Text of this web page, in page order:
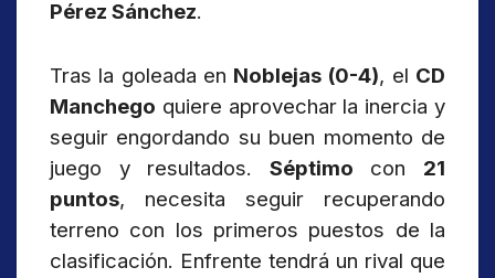
Pérez Sánchez.
Tras la goleada en Noblejas (0-4), el CD
Manchego quiere aprovechar la inercia y
seguir engordando su buen momento de
juego y resultados. Séptimo con 21
puntos, necesita seguir recuperando
terreno con los primeros puestos de la
clasificación. Enfrente tendrá un rival que